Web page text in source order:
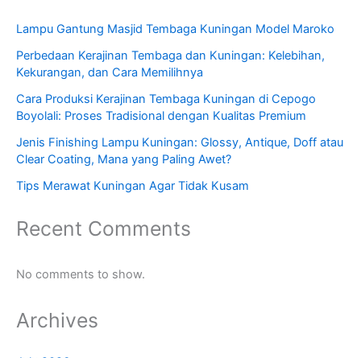
Lampu Gantung Masjid Tembaga Kuningan Model Maroko
Perbedaan Kerajinan Tembaga dan Kuningan: Kelebihan,
Kekurangan, dan Cara Memilihnya
Cara Produksi Kerajinan Tembaga Kuningan di Cepogo
Boyolali: Proses Tradisional dengan Kualitas Premium
Jenis Finishing Lampu Kuningan: Glossy, Antique, Doff atau
Clear Coating, Mana yang Paling Awet?
Tips Merawat Kuningan Agar Tidak Kusam
Recent Comments
No comments to show.
Archives